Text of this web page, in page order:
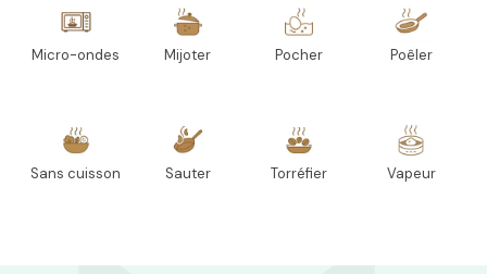
Micro-ondes Mijoter Pocher Poêler
Sans cuisson Sauter Torréfier Vapeur